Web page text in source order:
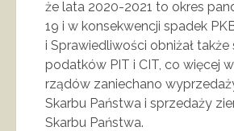
że lata 2020-2021 to okres
19 i w konsekwencji spadek
i Sprawiedliwości obniżał także
podatków PIT i CIT, co więcej
rządów zaniechano
Skarbu Państwa i sprzedaży
Skarbu Państwa.